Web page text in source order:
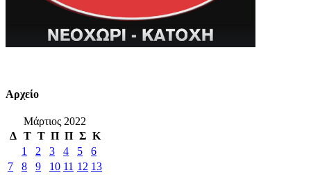
Αρχείο
Μάρτιος 2022
Δ Τ Τ Π Π Σ Κ
1
2 3 4 5
6
7
8 9 10 11 12 13